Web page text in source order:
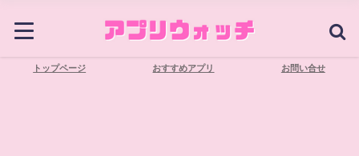
トップページ おすすめアプリ お問い合せ